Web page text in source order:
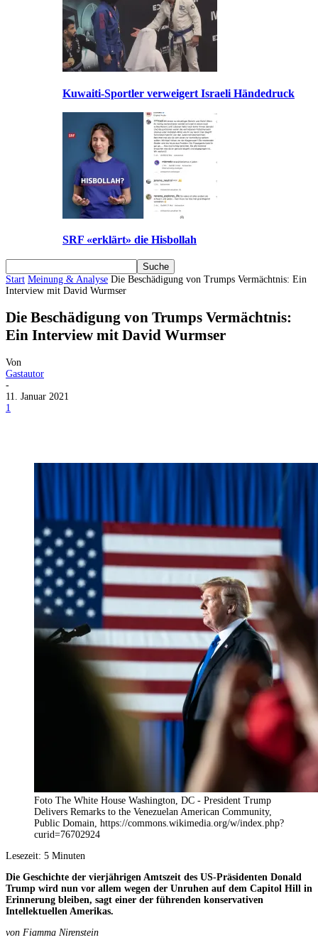
Kuwaiti-Sportler verweigert Israeli Händedruck
SRF «erklärt» die Hisbollah
Start Meinung & Analyse Die Beschädigung von Trumps Vermächtnis: Ein
Interview mit David Wurmser
Die Beschädigung von Trumps Vermächtnis:
Ein Interview mit David Wurmser
Von
Gastautor
-
11. Januar 2021
1
Foto The White House Washington, DC - President Trump
Delivers Remarks to the Venezuelan American Community,
Public Domain, https://commons.wikimedia.org/w/index.php?
curid=76702924
Lesezeit: 5 Minuten
Die Geschichte der vierjährigen Amtszeit des US-Präsidenten Donald
Trump wird nun vor allem wegen der Unruhen auf dem Capitol Hill in
Erinnerung bleiben, sagt einer der führenden konservativen
Intellektuellen Amerikas.
von Fiamma Nirenstein